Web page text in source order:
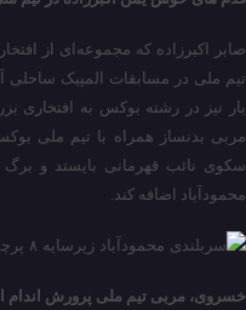
صابر اکبرزاده که مجموعه‌ای از
تیم ملی در مسابقات المپیک ساحلی
بار نیز در رشته بوکس به افتخاری
مربی بدنساز همراه با تیم ملی
سکوی نائب قهرمانی بایستد و
محمودآباد اضافه کند.
خسروی، مربی تیم ملی پرورش اندام